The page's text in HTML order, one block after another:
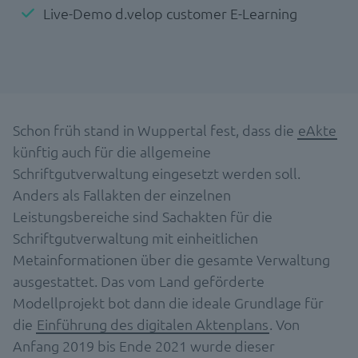
Live-Demo d.velop customer E-Learning
Schon früh stand in Wuppertal fest, dass die eAkte
künftig auch für die allgemeine
Schriftgutverwaltung eingesetzt werden soll.
Anders als Fallakten der einzelnen
Leistungsbereiche sind Sachakten für die
Schriftgutverwaltung mit einheitlichen
Metainformationen über die gesamte Verwaltung
ausgestattet. Das vom Land geförderte
Modellprojekt bot dann die ideale Grundlage für
die Einführung des digitalen Aktenplans. Von
Anfang 2019 bis Ende 2021 wurde dieser